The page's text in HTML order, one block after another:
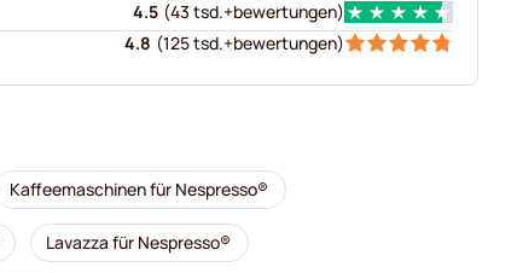
4.5 (43 tsd.+bewertungen)
4.8 (125 tsd.+bewertungen)
Kaffeemaschinen für Nespresso®
Lavazza für Nespresso®